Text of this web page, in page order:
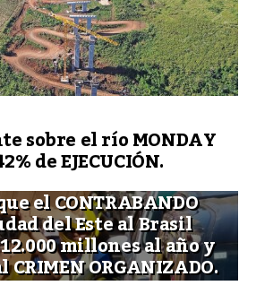
sobre el río MONDAY
de EJECUCIÓN.
el CONTRABANDO
del Este al Brasil
millones al año y
ORGANIZADO.